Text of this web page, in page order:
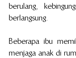
berulang,
berlangsung.
Beberapa ibu
menjaga anak di